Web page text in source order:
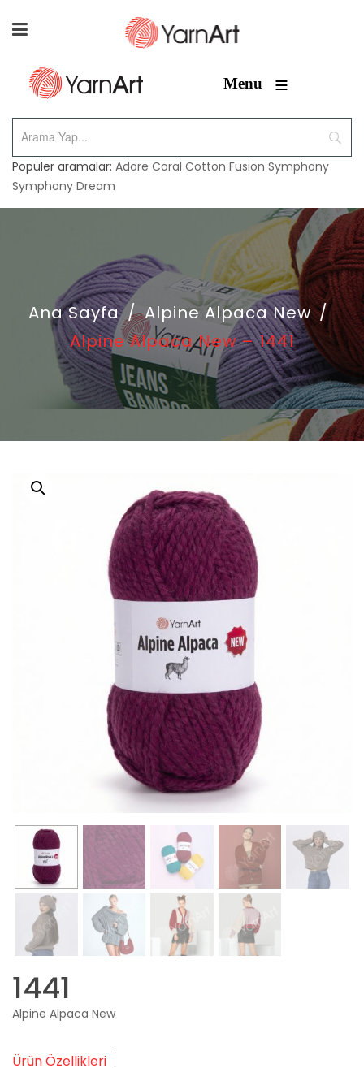
Menu ≡
Popüler aramalar: Adore Coral Cotton Fusion Symphony
Symphony Dream
Ana Sayfa / Alpine Alpaca New /
Alpine Alpaca New – 1441
1441
Alpine Alpaca New
Ürün Özellikleri